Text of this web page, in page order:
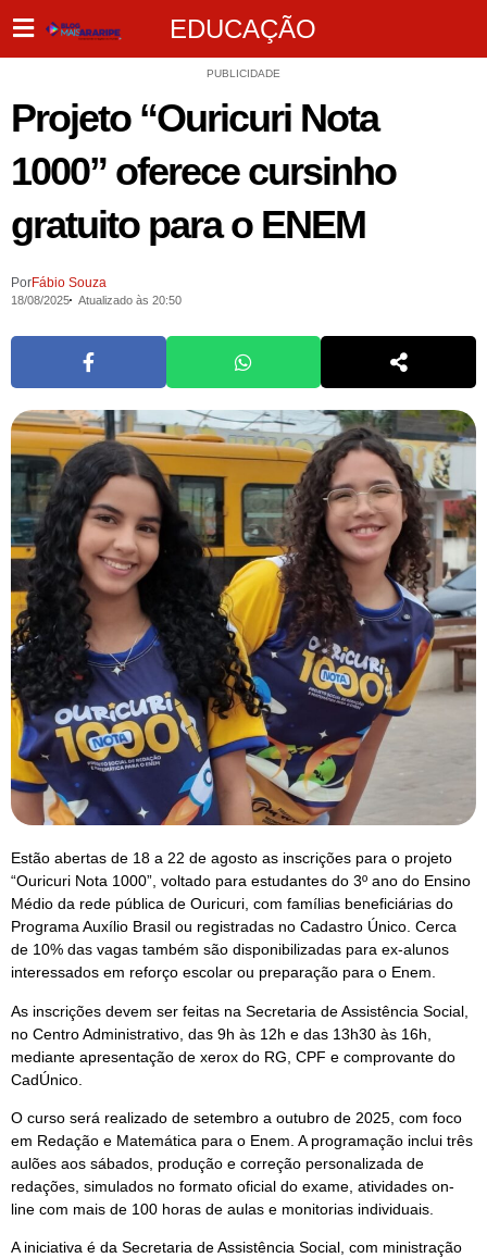
EDUCAÇÃO
PUBLICIDADE
Projeto “Ouricuri Nota
1000” oferece cursinho
gratuito para o ENEM
PorFábio Souza
18/08/2025 Atualizado às 20:50
Estão abertas de 18 a 22 de agosto as inscrições para o projeto
“Ouricuri Nota 1000”, voltado para estudantes do 3º ano do Ensino
Médio da rede pública de Ouricuri, com famílias beneficiárias do
Programa Auxílio Brasil ou registradas no Cadastro Único. Cerca
de 10% das vagas também são disponibilizadas para ex-alunos
interessados em reforço escolar ou preparação para o Enem.
As inscrições devem ser feitas na Secretaria de Assistência Social,
no Centro Administrativo, das 9h às 12h e das 13h30 às 16h,
mediante apresentação de xerox do RG, CPF e comprovante do
CadÚnico.
O curso será realizado de setembro a outubro de 2025, com foco
em Redação e Matemática para o Enem. A programação inclui três
aulões aos sábados, produção e correção personalizada de
redações, simulados no formato oficial do exame, atividades on-
line com mais de 100 horas de aulas e monitorias individuais.
A iniciativa é da Secretaria de Assistência Social, com ministração